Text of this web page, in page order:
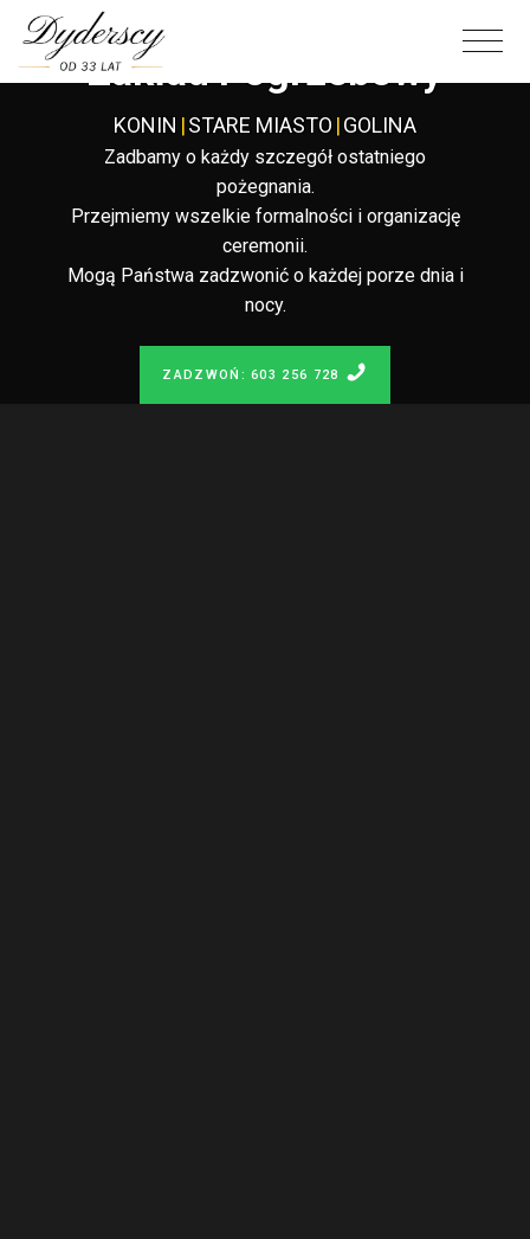
Całodobowy
Zakład Pogrzebowy
KONIN |STARE MIASTO |GOLINA
Zadbamy o każdy szczegół ostatniego
pożegnania.
Przejmiemy wszelkie formalności i organizację
ceremonii.
Mogą Państwa zadzwonić o każdej porze dnia i
nocy.
ZADZWOŃ: 603 256 728